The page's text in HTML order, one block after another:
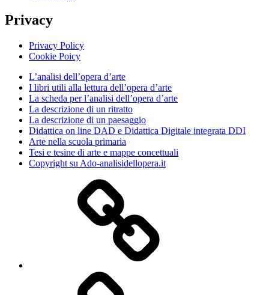
Privacy
Privacy Policy
Cookie Poicy
L’analisi dell’opera d’arte
I libri utili alla lettura dell’opera d’arte
La scheda per l’analisi dell’opera d’arte
La descrizione di un ritratto
La descrizione di un paesaggio
Didattica on line DAD e Didattica Digitale integrata DDI
Arte nella scuola primaria
Tesi e tesine di arte e mappe concettuali
Copyright su Ado-analisidellopera.it